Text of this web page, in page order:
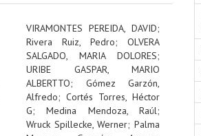
VIRAMONTES PEREIDA, DAVID;
Rivera Ruiz, Pedro; OLVERA
SALGADO, MARIA DOLORES;
URIBE GASPAR, MARIO
ALBERTTO; Gómez Garzón,
Alfredo; Cortés Torres, Héctor
G;Medina Mendoza, Raúl;
Wruck Spillecke, Werner;Palma